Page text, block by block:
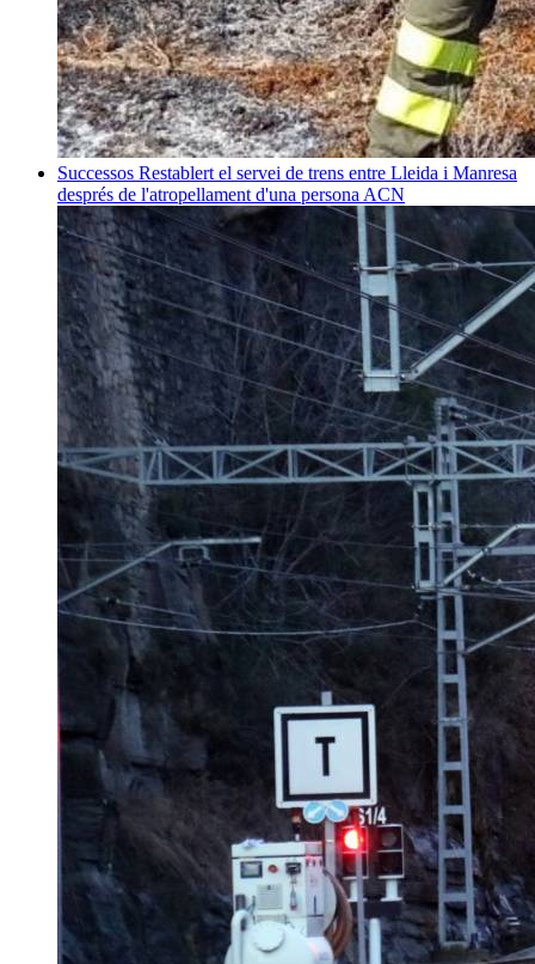
Successos Restablert el servei de trens entre Lleida i Manresa
després de l'atropellament d'una persona ACN